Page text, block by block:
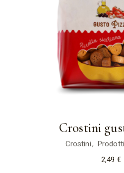
Crostini
Crostini
2,49 €